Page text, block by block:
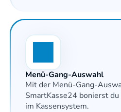
Menü-Gang-Auswahl
Mit der Menü-Gang-
SmartKasse24 bonierst
im Kassensystem.